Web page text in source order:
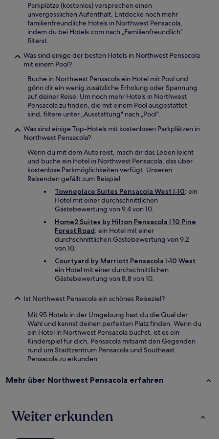
Parkplätze (kostenlos) versprechen einen
unvergesslichen Aufenthalt. Entdecke noch mehr
familienfreundliche Hotels in Northwest Pensacola,
indem du bei Hotels.com nach „Familienfreundlich"
filterst.
Was sind einige der besten Hotels in Northwest Pensacola
mit einem Pool?
Buche in Northwest Pensacola ein Hotel mit Pool und
gönn dir ein wenig zusätzliche Erholung oder Spannung
auf deiner Reise. Um noch mehr Hotels in Northwest
Pensacola zu finden, die mit einem Pool ausgestattet
sind, filtere unter „Ausstattung" nach „Pool".
Was sind einige Top-Hotels mit kostenlosen Parkplätzen in
Northwest Pensacola?
Wenn du mit dem Auto reist, mach dir das Leben leicht
und buche ein Hotel in Northwest Pensacola, das über
kostenlose Parkmöglichkeiten verfügt. Unseren
Reisenden gefällt zum Beispiel:
Towneplace Suites Pensacola West I-10: ein
Hotel mit einer durchschnittlichen
Gästebewertung von 9,4 von 10.
Home2 Suites by Hilton Pensacola I 10 Pine
Forest Road: ein Hotel mit einer
durchschnittlichen Gästebewertung von 9,2
von 10.
Courtyard by Marriott Pensacola I-10 West:
ein Hotel mit einer durchschnittlichen
Gästebewertung von 8,8 von 10.
Ist Northwest Pensacola ein schönes Reiseziel?
Mit 95 Hotels in der Umgebung hast du die Qual der
Wahl und kannst deinen perfekten Platz finden. Wenn du
ein Hotel in Northwest Pensacola buchst, ist es ein
Kinderspiel für dich, Pensacola mitsamt den Gegenden
rund um Stadtzentrum Pensacola und Southeast
Pensacola zu erkunden.
Mehr über Northwest Pensacola erfahren
Weiter erkunden